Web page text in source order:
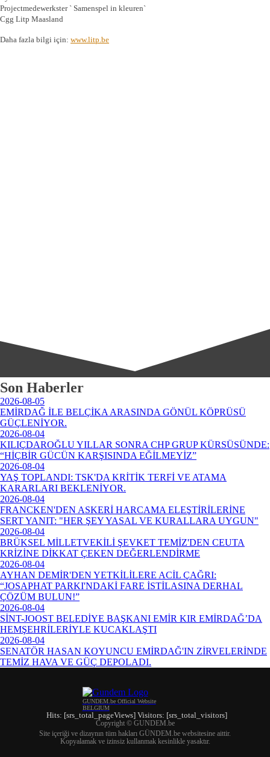
Projectmedewerkster ` Samenspel in kleuren`
Cgg Litp Maasland
Daha fazla bilgi için: www.litp.be
Son Haberler
2026-08-05
EMİRDAĞ İLE BELÇİKA ARASINDA GÖNÜL KÖPRÜSÜ
GÜÇLENİYOR.
2026-08-04
KILIÇDAROĞLU YILLAR SONRA CHP GRUP KÜRSÜSÜNDE:
“HİÇBİR GÜCÜN KARŞISINDA EĞİLMEYİZ”
2026-08-04
YAŞ TOPLANDI: TSK'DA KRİTİK TERFİ VE ATAMA
KARARLARI BEKLENİYOR.
2026-08-04
FRANCKEN'DEN ASKERİ HARCAMA ELEŞTİRİLERİNE
SERT YANIT: "HER ŞEY YASAL VE KURALLARA UYGUN"
2026-08-04
BRÜKSEL MİLLETVEKİLİ ŞEVKET TEMİZ'DEN CEUTA
KRİZİNE DİKKAT ÇEKEN DEĞERLENDİRME
2026-08-04
AYHAN DEMİR'DEN YETKİLİLERE ACİL ÇAĞRI:
“JOSAPHAT PARKI'NDAKİ FARE İSTİLASINA DERHAL
ÇÖZÜM BULUN!”
2026-08-04
SİNT-JOOST BELEDİYE BAŞKANI EMİR KIR EMİRDAĞ’DA
HEMŞEHRİLERİYLE KUCAKLAŞTI
2026-08-04
SENATÖR HASAN KOYUNCU EMİRDAĞ'IN ZİRVELERİNDE
TEMİZ HAVA VE GÜÇ DEPOLADI.
GUNDEM.be Official Website
BELGIUM
Hits: [srs_total_pageViews] Visitors: [srs_total_visitors]
Copyright © GUNDEM.be
Site içeriği ve dizaynın tüm hakları GÜNDEM.be websitesine aittir.
Kopyalamak ve izinsiz kullanmak kesinlikle yasaktır.